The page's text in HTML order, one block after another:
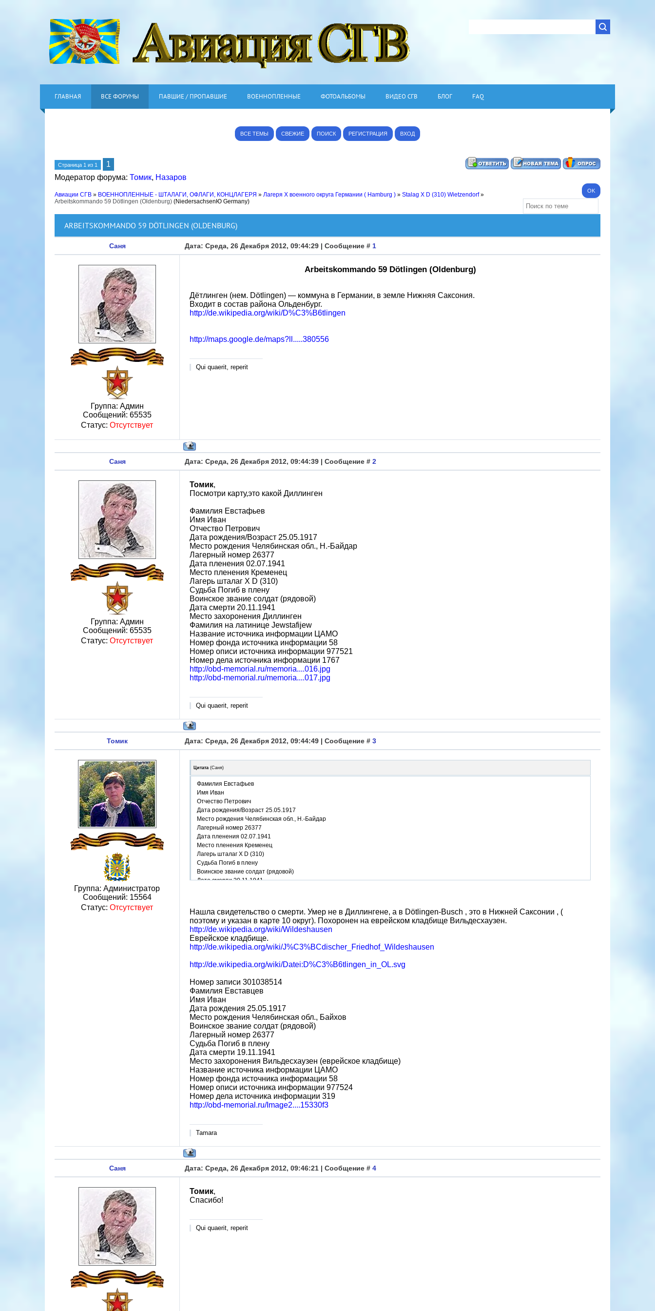
ГЛАВНАЯ ВСЕ ФОРУМЫ ПАВШИЕ / ПРОПАВШИЕ ВОЕННОПЛЕННЫЕ ФОТОАЛЬБОМЫ ВИДЕО СГВ БЛОГ FAQ
ВСЕ ТЕМЫ СВЕЖИЕ ПОИСК РЕГИСТРАЦИЯ ВХОД
Страница 1 из 1
1
Модератор форума: Томик, Назаров
Авиации СГВ » ВОЕННОПЛЕННЫЕ - ШТАЛАГИ, ОФЛАГИ, КОНЦЛАГЕРЯ » Лагеря X военного округа Германии ( Hamburg ) » Stalag X D (310) Wietzendorf »
Arbeitskommando 59 Dötlingen (Oldenburg) (NiedersachsenЮ Germany)
ARBEITSKOMMANDO 59 DÖTLINGEN (OLDENBURG)
Саня Дата: Среда, 26 Декабря 2012, 09:44:29 | Сообщение # 1
Группа: Админ
Сообщений: 65535
Статус: Отсутствует
Arbeitskommando 59 Dötlingen (Oldenburg)
Дётлинген (нем. Dötlingen) — коммуна в Германии, в земле Нижняя Саксония.
Входит в состав района Ольденбург.
http://de.wikipedia.org/wiki/D%C3%B6tlingen
http://maps.google.de/maps?ll.....380556
Qui quaerit, reperit
Саня Дата: Среда, 26 Декабря 2012, 09:44:39 | Сообщение # 2
Группа: Админ
Сообщений: 65535
Статус: Отсутствует
Томик,
Посмотри карту,это какой Диллинген
Фамилия Евстафьев
Имя Иван
Отчество Петрович
Дата рождения/Возраст 25.05.1917
Место рождения Челябинская обл., Н.-Байдар
Лагерный номер 26377
Дата пленения 02.07.1941
Место пленения Кременец
Лагерь шталаг X D (310)
Судьба Погиб в плену
Воинское звание солдат (рядовой)
Дата смерти 20.11.1941
Место захоронения Диллинген
Фамилия на латинице Jewstafijew
Название источника информации ЦАМО
Номер фонда источника информации 58
Номер описи источника информации 977521
Номер дела источника информации 1767
http://obd-memorial.ru/memoria....016.jpg
http://obd-memorial.ru/memoria....017.jpg
Qui quaerit, reperit
Томик Дата: Среда, 26 Декабря 2012, 09:44:49 | Сообщение # 3
Группа: Администратор
Сообщений: 15564
Статус: Отсутствует
Цитата (Саня)
Фамилия Евстафьев
Имя Иван
Отчество Петрович
Дата рождения/Возраст 25.05.1917
Место рождения Челябинская обл., Н.-Байдар
Лагерный номер 26377
Дата пленения 02.07.1941
Место пленения Кременец
Лагерь шталаг X D (310)
Судьба Погиб в плену
Воинское звание солдат (рядовой)
Дата смерти 20.11.1941
Нашла свидетельство о смерти. Умер не в Диллингене, а в Dötlingen-Busch , это в Нижней Саксонии , (
поэтому и указан в карте 10 округ). Похоронен на еврейском кладбище Вильдесхаузен.
http://de.wikipedia.org/wiki/Wildeshausen
Еврейское кладбище.
http://de.wikipedia.org/wiki/J%C3%BCdischer_Friedhof_Wildeshausen
http://de.wikipedia.org/wiki/Datei:D%C3%B6tlingen_in_OL.svg
Номер записи 301038514
Фамилия Евставцев
Имя Иван
Дата рождения 25.05.1917
Место рождения Челябинская обл., Байхов
Воинское звание солдат (рядовой)
Лагерный номер 26377
Судьба Погиб в плену
Дата смерти 19.11.1941
Место захоронения Вильдесхаузен (еврейское кладбище)
Название источника информации ЦАМО
Номер фонда источника информации 58
Номер описи источника информации 977524
Номер дела источника информации 319
http://obd-memorial.ru/Image2....15330f3
Tamara
Саня Дата: Среда, 26 Декабря 2012, 09:46:21 | Сообщение # 4
Томик,
Спасибо!
Qui quaerit, reperit